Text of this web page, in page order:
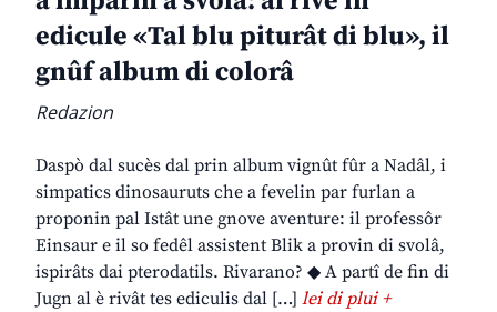
edicule «Tal blu piturât di blu», il
gnûf album di colorâ
Redazion
Daspò dal sucès dal prin album vignût fûr a Nadâl, i
simpatics dinosauruts che a fevelin par furlan a
proponin pal Istât une gnove aventure: il professôr
Einsaur e il so fedêl assistent Blik a provin di svolâ,
ispirâts dai pterodatils. Rivarano? ◆ A partî de fin di
Jugn al è rivât tes ediculis dal […] lei di plui +